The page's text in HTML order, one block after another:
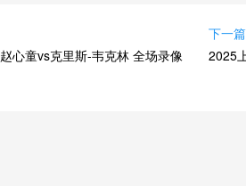
心童vs克里斯-韦克林 全场录像
下一
2025